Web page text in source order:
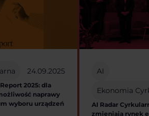
24.09.2025
2025: dla
naprawy
wyboru urządzeń
AI
Ekonomia
AI Radar
zmieniają rynek